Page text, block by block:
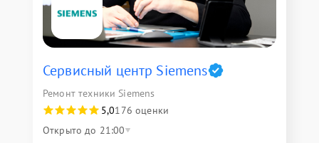
Сервисный центр Siemens
Ремонт техники Siemens
5,0176 оценки
Открыто до 21:00